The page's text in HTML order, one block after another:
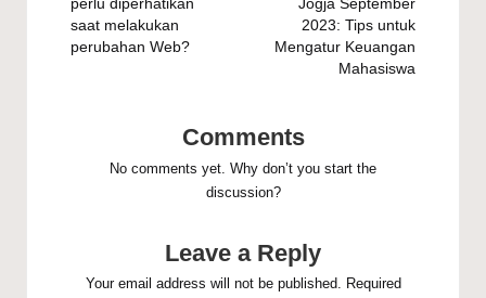
perlu diperhatikan
saat melakukan
perubahan Web?
Jogja September
2023: Tips untuk
Mengatur Keuangan
Mahasiswa
Comments
No comments yet. Why don’t you start the
discussion?
Leave a Reply
Your email address will not be published. Required